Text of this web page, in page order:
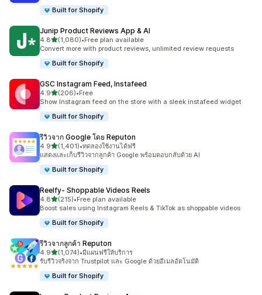
Built for Shopify
Junip Product Reviews App & AI
4.8เต็ม 5 ดาว
(1,080)
ทั้งหมด 1080 รีวิว
•Free plan available
Convert more with product reviews, unlimited review requests
Built for Shopify
GSC Instagram Feed, Instafeed
4.9เต็ม 5 ดาว
(206)
ทั้งหมด 206 รีวิว
•Free
Show Instagram feed on the store with a sleek instafeed widget
Built for Shopify
รีวิวจาก Google โดย Reputon
4.9เต็ม 5 ดาว
(1,401)
ทั้งหมด 1401 รีวิว
•ทดลองใช้งานได้ฟรี
แสดงและเก็บรีวิวจากลูกค้า Google พร้อมตอบกลับด้วย AI
Built for Shopify
Reelfy‑ Shoppable Videos Reels
4.8เต็ม 5 ดาว
(215)
ทั้งหมด 215 รีวิว
•Free plan available
Boost sales using Instagram Reels & TikTok as shoppable videos
Built for Shopify
รีวิวจากลูกค้า Reputon
4.9เต็ม 5 ดาว
(1,074)
ทั้งหมด 1074 รีวิว
•มีแผนฟรีให้บริการ
รับรีวิวจริงจาก Trustpilot และ Google ด้วยอีเมลอัตโนมัติ
Built for Shopify